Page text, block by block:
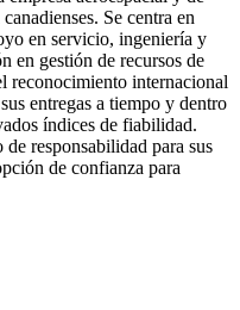
Se centra en
en servicio, ingeniería y
en gestión de recursos de
reconocimiento internacional
entregas a tiempo y dentro
índices de fiabilidad.
responsabilidad para sus
de confianza para